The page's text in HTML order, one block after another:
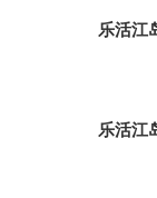
乐活江
乐活江